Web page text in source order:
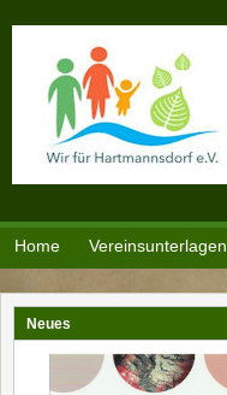
Home Vereinsunterlagen
Neues